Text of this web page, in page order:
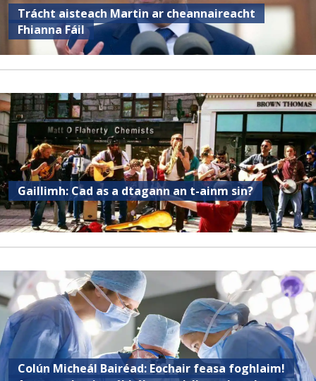
Trácht aisteach Martin ar cheannaireacht
Fhianna Fáil
Gaillimh: Cad as a dtagann an t-ainm sin?
Colún Micheál Bairéad: Eochair feasa foghlaim!